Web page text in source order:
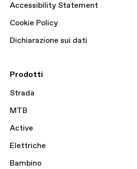
Accessibility Statement
Cookie Policy
Dichiarazione sui dati
Prodotti
Strada
MTB
Active
Elettriche
Bambino